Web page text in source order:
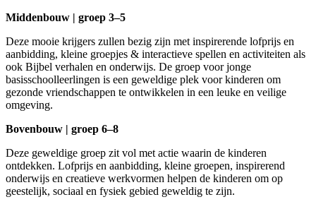
Middenbouw | groep 3–5
Deze mooie krijgers zullen bezig zijn met inspirerende lofprijs en
aanbidding, kleine groepjes & interactieve spellen en activiteiten als
ook Bijbel verhalen en onderwijs. De groep voor jonge
basisschoolleerlingen is een geweldige plek voor kinderen om
gezonde vriendschappen te ontwikkelen in een leuke en veilige
omgeving.
Bovenbouw | groep 6–8
Deze geweldige groep zit vol met actie waarin de kinderen
ontdekken. Lofprijs en aanbidding, kleine groepen, inspirerend
onderwijs en creatieve werkvormen helpen de kinderen om op
geestelijk, sociaal en fysiek gebied geweldig te zijn.